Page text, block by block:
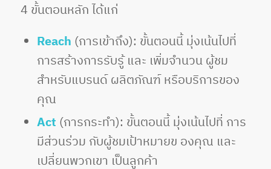
4 ขั้นตอนหลัก ได้แก่
Reach (การเข้าถึง): ขั้นตอนนี้ มุ่งเน้นไปที่
การสร้างการรับรู้ และ เพิ่มจำนวน ผู้ชม
สำหรับแบรนด์ ผลิตภัณฑ์ หรือบริการของ
คุณ
Act (การกระทำ): ขั้นตอนนี้ มุ่งเน้นไปที่ การ
มีส่วนร่วม กับผู้ชมเป้าหมายข องคุณ และ
เปลี่ยนพวกเขา เป็นลูกค้า